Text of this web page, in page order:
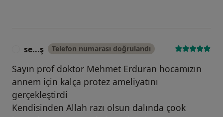
se...ş Telefon numarası doğrulandı
Sayın prof doktor Mehmet Erduran hocamızın
annem için kalça protez ameliyatını
gerçekleştirdi
Kendisinden Allah razı olsun dalında çook